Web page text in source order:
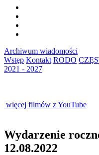
Archiwum wiadomości
Wstęp Kontakt RODO
2021 - 2027
więcej filmów z YouTube
Wydarzenie
12.08.2022